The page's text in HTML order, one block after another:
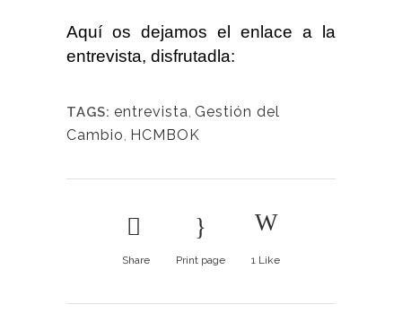
Aquí os dejamos el enlace a la
entrevista, disfrutadla:
TAGS: entrevista, Gestión del
Cambio, HCMBOK
Share Print page 1 Like